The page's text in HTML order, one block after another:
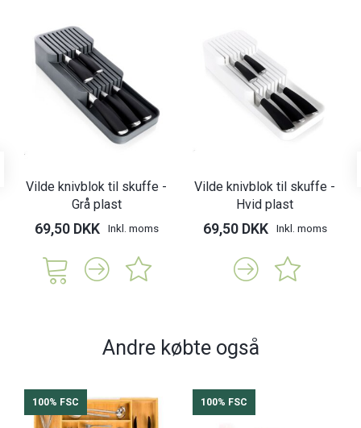
Vilde knivblok til skuffe -
Grå plast
69,50 DKK Inkl. moms
Vilde knivblok til skuffe -
Hvid plast
69,50 DKK Inkl. moms
Andre købte også
100% FSC 100% FSC